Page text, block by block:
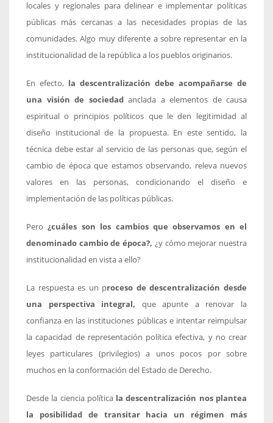
locales y regionales para delinear e implementar políticas
públicas más cercanas a las necesidades propias de las
comunidades. Algo muy diferente a sobre representar en la
institucionalidad de la república a los pueblos originarios.
En efecto, la descentralización debe acompañarse de
una visión de sociedadanclada a elementos de causa
espiritual o principios políticos que le den legitimidad al
diseño institucional de la propuesta. En este sentido, la
técnica debe estar al servicio de las personas que, según el
cambio de época que estamos observando, releva nuevos
valores en las personas, condicionando el diseño e
implementación de las políticas públicas.
Pero¿cuáles son los cambios que observamos en el
denominado cambio de época?, ¿y cómo mejorar nuestra
institucionalidad en vista a ello?
La respuesta es un proceso de descentralización desde
una perspectiva integral, que apunte a renovar la
confianza en las instituciones públicas e intentar reimpulsar
la capacidad de representación política efectiva, y no crear
leyes particulares (privilegios) a unos pocos por sobre
muchos en la conformación del Estado de Derecho.
Desde la ciencia política la descentralización nos plantea
la posibilidad de transitar hacia un régimen más